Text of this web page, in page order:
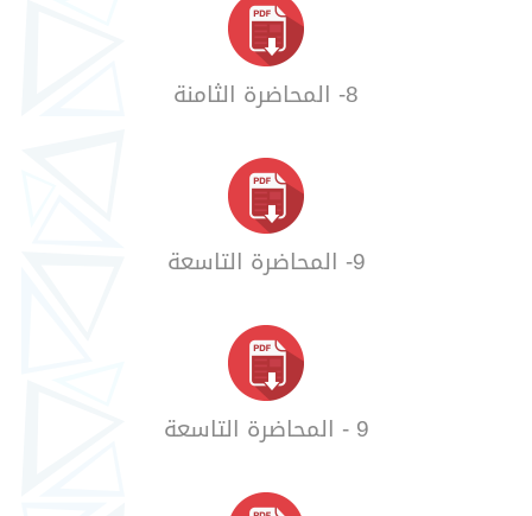
8- المحاضرة الثامنة
9- المحاضرة التاسعة
9 - المحاضرة التاسعة